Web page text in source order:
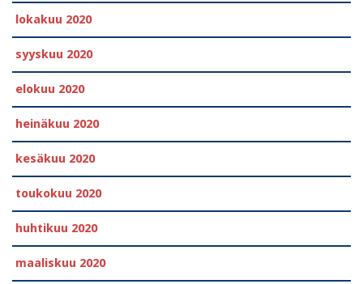
lokakuu 2020
syyskuu 2020
elokuu 2020
heinäkuu 2020
kesäkuu 2020
toukokuu 2020
huhtikuu 2020
maaliskuu 2020